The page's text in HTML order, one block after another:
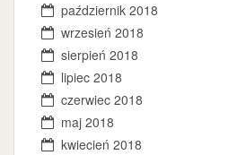
październik 2018
wrzesień 2018
sierpień 2018
lipiec 2018
czerwiec 2018
maj 2018
kwiecień 2018